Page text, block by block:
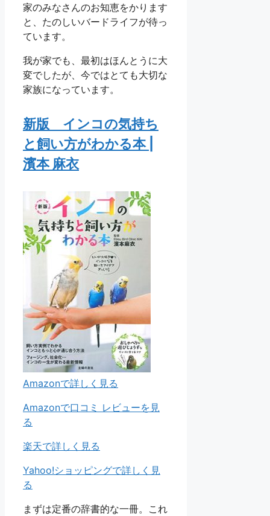
家のみなさんのお知恵をかります
と、たのしいバードライフが待っ
ています。
我が家でも、最初はほんとうに大
変でしたが、今ではとても大切な
家族になっています。
新版 インコの気持ち
と飼い方がわかる本 |
濱本 麻衣
Amazonで詳しく見る
Amazonで口コミ レビューを見
る
楽天で詳しく見る
Yahoo!ショッピングで詳しく見
る
まずは定番の辞書的な一冊。これ